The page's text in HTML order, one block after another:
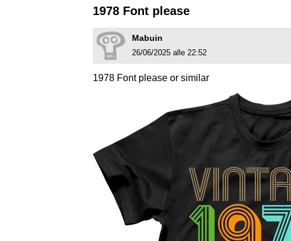
1978 Font please
Mabuin
26/06/2025 alle 22:52
1978 Font please or similar